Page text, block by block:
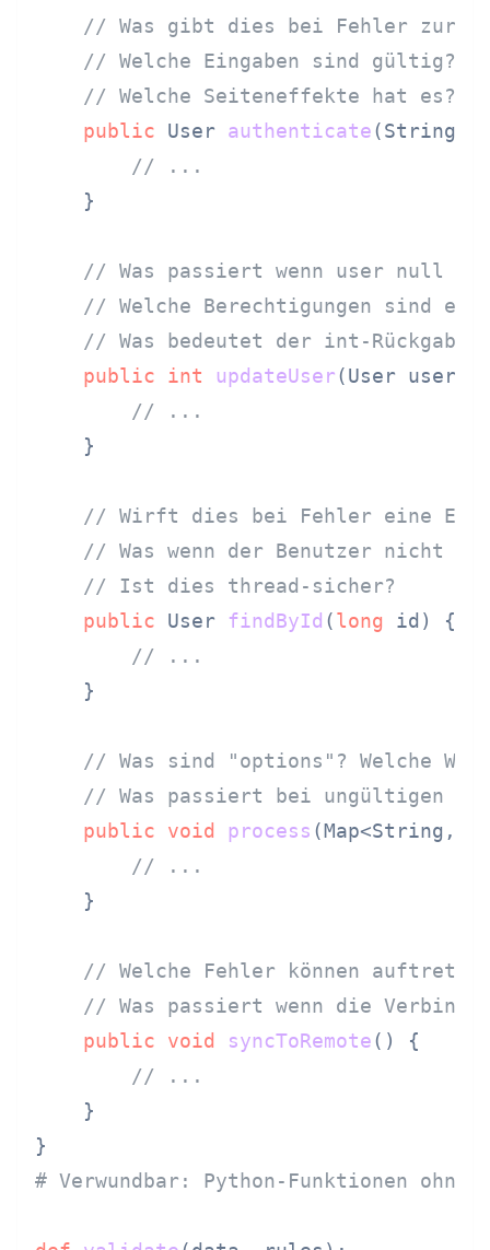
// Was gibt dies bei Fehler
// Welche Eingaben sind gültig?
// Welche Seiteneffekte hat es?
public User authenticate(String
// ...
    }
// Was passiert wenn user null
// Welche Berechtigungen sind
// Was bedeutet der int-
public
int updateUser(User user)
// ...
    }
// Wirft dies bei Fehler eine
// Was wenn der Benutzer nicht
// Ist dies thread-sicher?
public User findById (long id)
{
// ...
    }
// Was sind "options"? Welche
// Was passiert bei ungültigen
public
void process (Map<String,
// ...
    }
// Welche Fehler können
// Was passiert wenn die
public
void syncToRemote()
{
// ...
    }
# Verwundbar: Python-Funktionen ohne